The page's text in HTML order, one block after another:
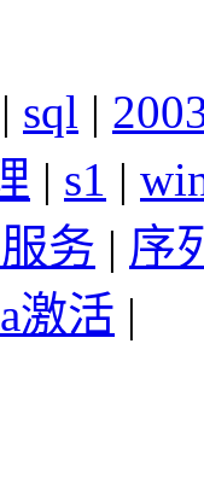
| sql |
| s1 |
务 | 序
激活 |